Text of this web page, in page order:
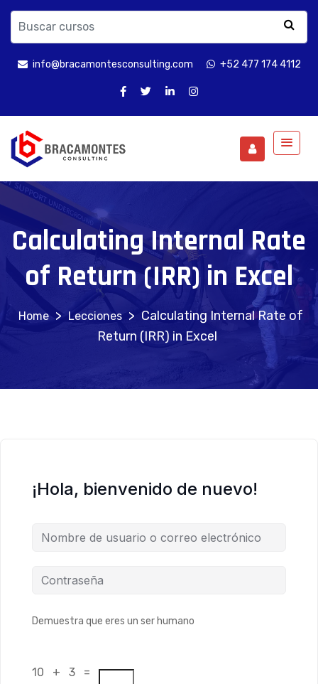
info@bracamontesconsulting.com +52 477 174 4112
Calculating Internal Rate
of Return (IRR) in Excel
> Lecciones > Calculating Internal Rate of
Return (IRR) in Excel
¡Hola, bienvenido de nuevo!
Demuestra que eres un ser humano
10 + 3 =